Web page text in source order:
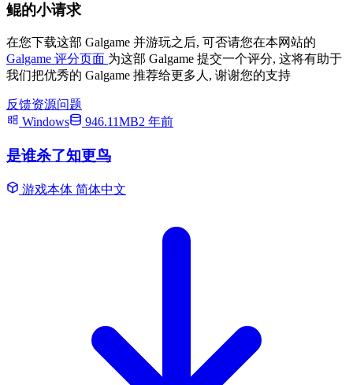
鲲的小请求
在您下载这部 Galgame 并游玩之后, 可否请您在本网站的
Galgame 评分页面 为这部 Galgame 提交一个评分, 这将有助于
我们把优秀的 Galgame 推荐给更多人, 谢谢您的支持
反馈资源问题
Windows
946.11MB2 年前
是谁杀了知更鸟
游戏本体 简体中文